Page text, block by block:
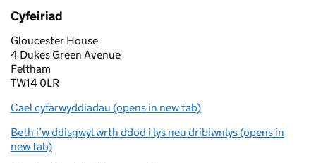
Cyfeiriad
Gloucester House
4 Dukes Green Avenue
Feltham
TW14 0LR
Cael cyfarwyddiadau (opens in new tab)
Beth i’w ddisgwyl wrth ddod i lys neu dribiwnlys (opens in
new tab)